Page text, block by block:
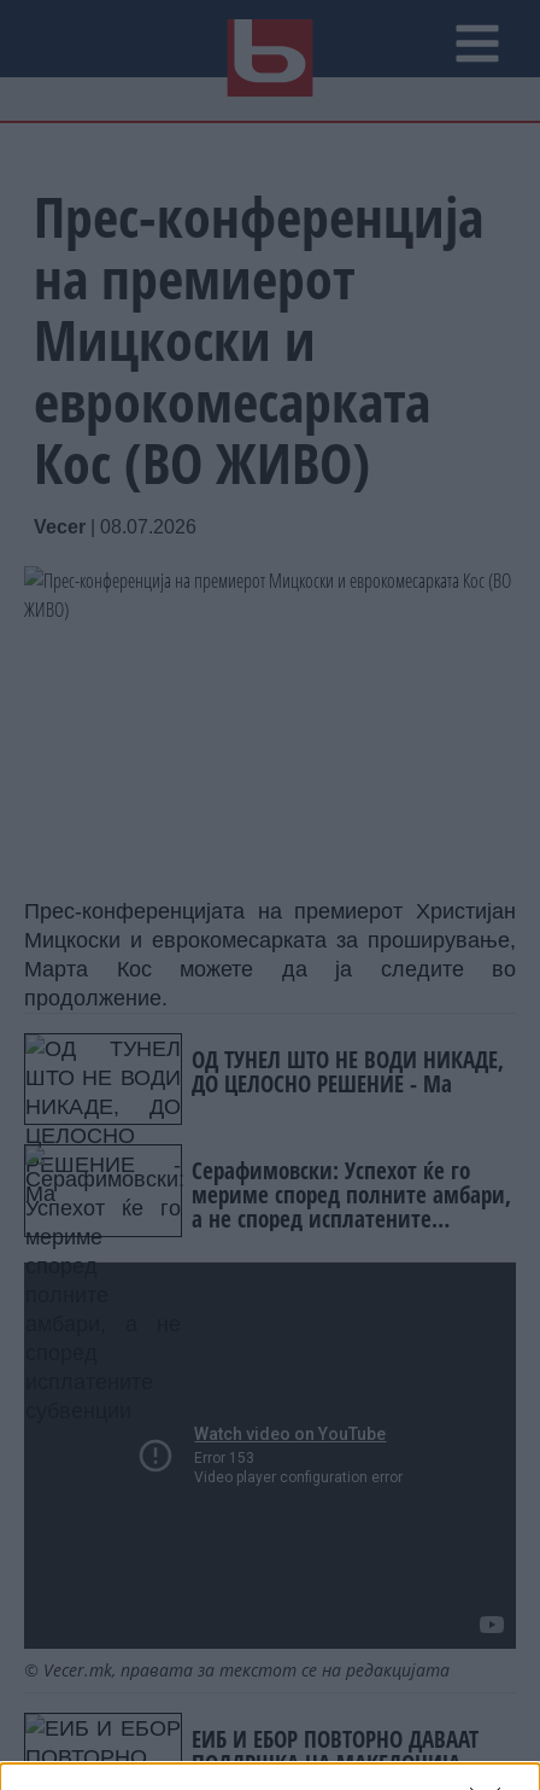
Прес-конференција
на премиерот
Мицкоски и
еврокомесарката
Кос (ВО ЖИВО)
Vecer 08.07.2026
Прес-конференцијата на премиерот Христијан
Мицкоски и еврокомесарката за проширување,
Марта Кос можете да ја следите во
продолжение.
ОД ТУНЕЛ ШТО НЕ ВОДИ НИКАДЕ,
ДО ЦЕЛОСНО РЕШЕНИЕ - Ма
Серафимовски: Успехот ќе го
мериме според полните амбари,
а не според исплатените
© Vecer.mk, правата за текстот се на редакцијата
ЕИБ И ЕБОР ПОВТОРНО ДАВААТ
ПОДДРШКА НА МАКЕДОНИЈА,